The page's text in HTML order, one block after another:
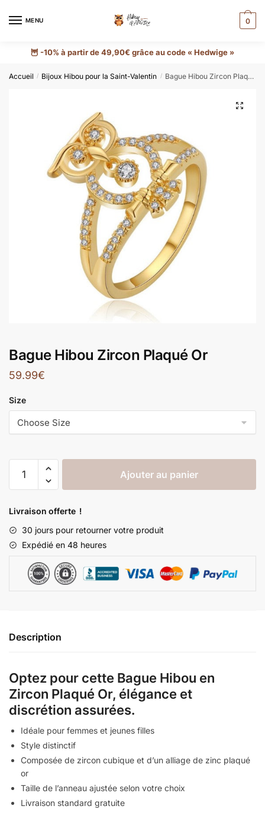
MENU 0
🦉 -10% à partir de 49,90€ grâce au code « Hedwige »
Accueil / Bijoux Hibou pour la Saint-Valentin / Bague Hibou Zircon Plaqué Or
🔍
Bague Hibou Zircon Plaqué Or
59.99€
Size
Ajouter au panier
Livraison offerte !
30 jours pour retourner votre produit
Expédié en 48 heures
Description
Optez pour cette Bague Hibou en
Zircon Plaqué Or, élégance et
discrétion assurées.
Idéale pour femmes et jeunes filles
Style distinctif
Composée de zircon cubique et d’un alliage de zinc plaqué
or
Taille de l’anneau ajustée selon votre choix
Livraison standard gratuite